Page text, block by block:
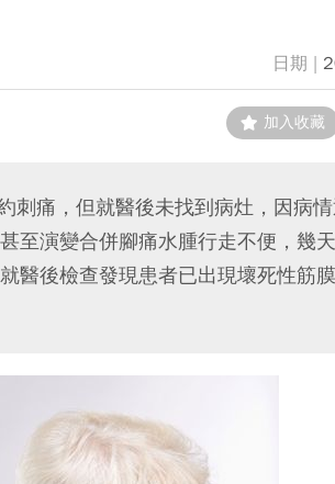
加入收藏
刺痛，但就醫後未找到病灶，因病
至演變合併腳痛水腫行走不便，幾
醫後檢查發現患者已出現壞死性筋